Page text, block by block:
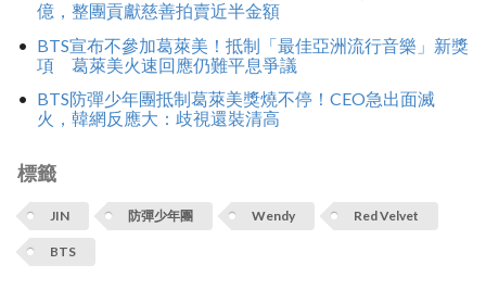
億，整團貢獻慈善拍賣近半金額
BTS宣布不參加葛萊美！抵制「最佳亞洲流行音樂」新獎
項 葛萊美火速回應仍難平息爭議
BTS防彈少年團抵制葛萊美獎燒不停！CEO急出面滅
火，韓網反應大：歧視還裝清高
標籤
JIN 防彈少年團 Wendy Red Velvet
BTS